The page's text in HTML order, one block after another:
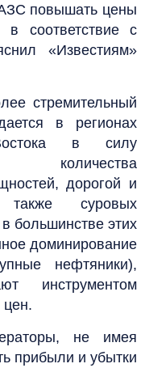
АЗС повышать цены
соответствие с
«Известиям»
стремительный
в регионах
в силу
дорогой и
суровых
большинстве этих
доминирование
нефтяники),
инструментом
цен.
не имея
прибыли и убытки